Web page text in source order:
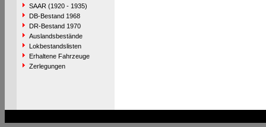
SAAR (1920 - 1935)
DB-Bestand 1968
DR-Bestand 1970
Auslandsbestände
Lokbestandslisten
Erhaltene Fahrzeuge
Zerlegungen